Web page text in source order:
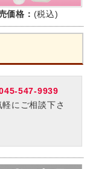
価格： (税込)
547-9939
にご相談下さ